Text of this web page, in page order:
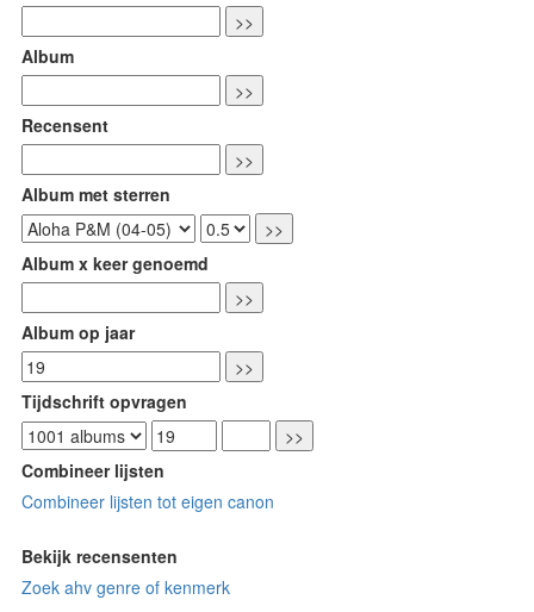
Album
Recensent
Album met sterren
Album x keer genoemd
Album op jaar
Tijdschrift opvragen
Combineer lijsten
Combineer lijsten tot eigen canon
Bekijk recensenten
Zoek ahv genre of kenmerk